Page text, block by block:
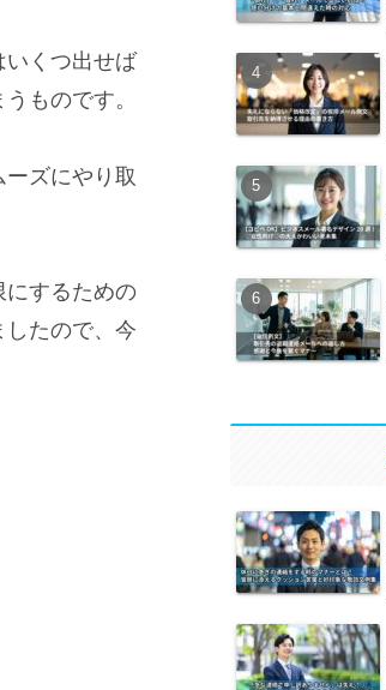
いくつ出せば
ものです。
ズにやり取
にするための
たので、今